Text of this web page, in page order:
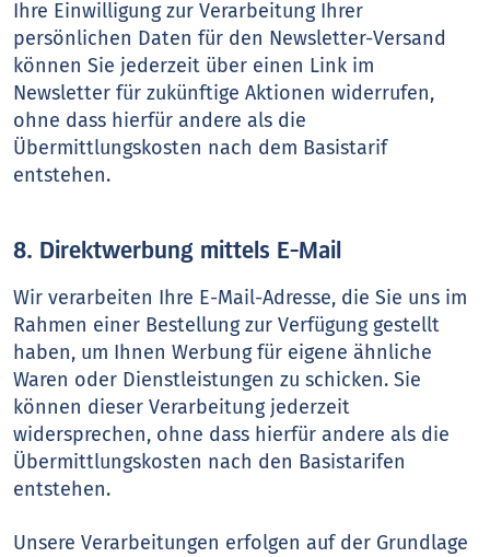
Ihre Einwilligung zur Verarbeitung Ihrer
persönlichen Daten für den Newsletter-Versand
können Sie jederzeit über einen Link im
Newsletter für zukünftige Aktionen widerrufen,
ohne dass hierfür andere als die
Übermittlungskosten nach dem Basistarif
entstehen.
8. Direktwerbung mittels E-Mail
Wir verarbeiten Ihre E-Mail-Adresse, die Sie uns im
Rahmen einer Bestellung zur Verfügung gestellt
haben, um Ihnen Werbung für eigene ähnliche
Waren oder Dienstleistungen zu schicken. Sie
können dieser Verarbeitung jederzeit
widersprechen, ohne dass hierfür andere als die
Übermittlungskosten nach den Basistarifen
entstehen.
Unsere Verarbeitungen erfolgen auf der Grundlage